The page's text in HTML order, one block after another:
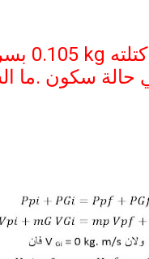
0.105 kg
حالة سكون .ما